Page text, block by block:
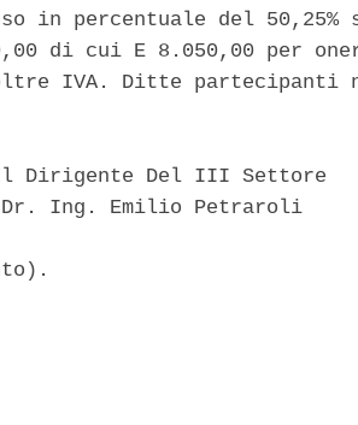
percentuale del 50,25%
di cui E 8.050,00 per
IVA. Ditte partecipanti
Dirigente Del III Settore
Ing. Emilio Petraroli